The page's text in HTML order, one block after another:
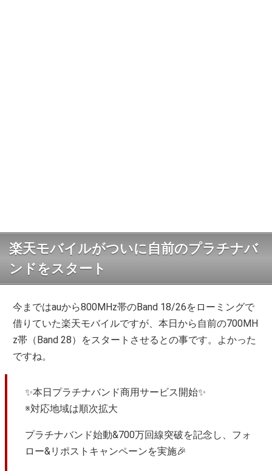
楽天モバイルがついに自前のプラチナバ
ンドをスタート
今まではauから800MHz帯のBand 18/26をローミングで
借りていた楽天モバイルですが、本日から自前の700MH
z帯（Band 28）をスタートさせるとの事です。よかった
ですね。
✨本日プラチナバンド商用サービス開始✨
※対応地域は順次拡大
プラチナバンド始動&700万回線突破を記念し、フォ
ロー&リポストキャンペーンを実施🎉